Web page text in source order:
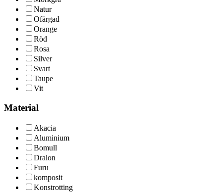
Natur
Ofärgad
Orange
Röd
Rosa
Silver
Svart
Taupe
Vit
Material
Akacia
Aluminium
Bomull
Dralon
Furu
komposit
Konstrotting